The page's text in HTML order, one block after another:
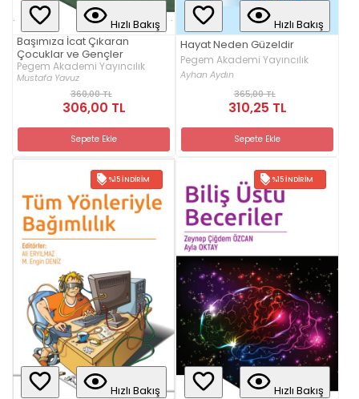
Hızlı Bakış
Başımıza İcat Çıkaran
Çocuklar ve Gençler
Pegem Akademi Yayıncılık
Mustafa Yavuz
360,00 TL
306,00 TL
Sepete Ekle
Hızlı Bakış
Hayat Neden Güzeldir
Pegem Akademi Yayıncılık
Ayhan Aydın
365,00 TL
310,25 TL
Sepete Ekle
%15 İNDIRIM
Hızlı Bakış
%15 İNDIRIM
Hızlı Bakış